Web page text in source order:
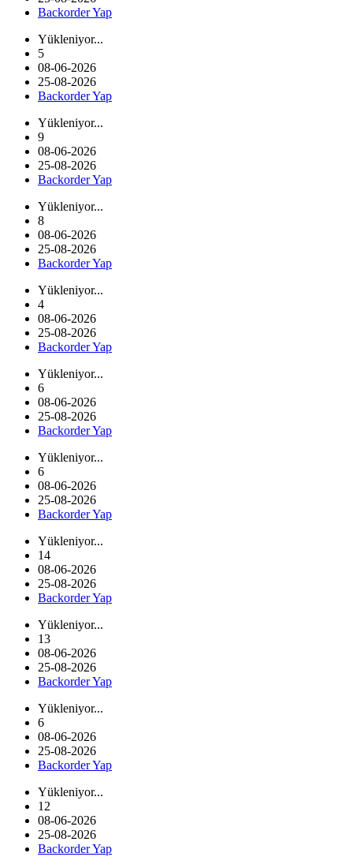
Backorder Yap
Yükleniyor...
5
08-06-2026
25-08-2026
Backorder Yap
Yükleniyor...
9
08-06-2026
25-08-2026
Backorder Yap
Yükleniyor...
8
08-06-2026
25-08-2026
Backorder Yap
Yükleniyor...
4
08-06-2026
25-08-2026
Backorder Yap
Yükleniyor...
6
08-06-2026
25-08-2026
Backorder Yap
Yükleniyor...
6
08-06-2026
25-08-2026
Backorder Yap
Yükleniyor...
14
08-06-2026
25-08-2026
Backorder Yap
Yükleniyor...
13
08-06-2026
25-08-2026
Backorder Yap
Yükleniyor...
6
08-06-2026
25-08-2026
Backorder Yap
Yükleniyor...
12
08-06-2026
25-08-2026
Backorder Yap